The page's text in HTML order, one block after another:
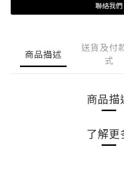
聯絡我們
商品描述
送貨及付
式
商品描
了解更